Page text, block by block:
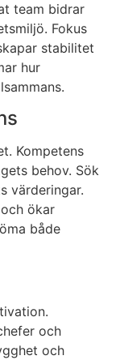
team bidrar
Fokus
stabilitet
hur
Kompetens
behov. Sök
värderingar.
ökar
både
och
och